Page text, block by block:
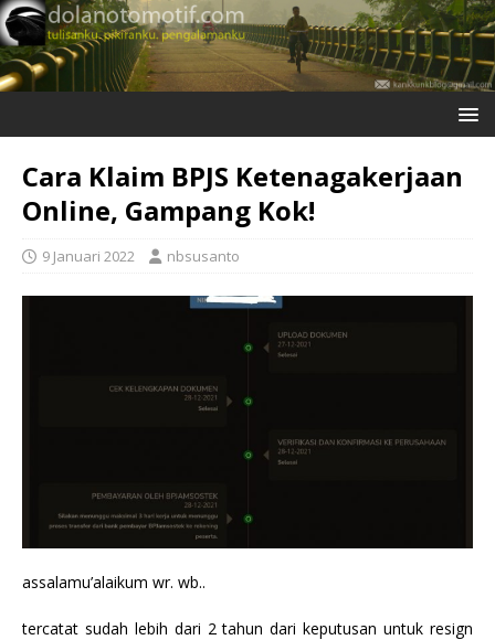
Cara Klaim BPJS Ketenagakerjaan
Online, Gampang Kok!
9 Januari 2022 nbsusanto
assalamu’alaikum wr. wb..
tercatat sudah lebih dari 2 tahun dari keputusan untuk resign